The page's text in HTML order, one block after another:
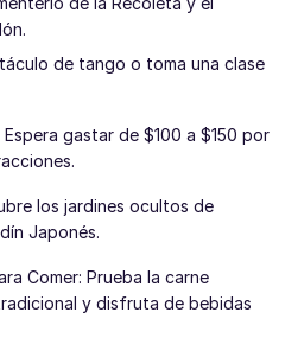
de tango o toma una clase
gastar de $100 a $150 por
los jardines ocultos de
Japonés.
Comer: Prueba la carne
y disfruta de bebidas